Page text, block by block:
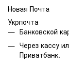
Новая Почта
Укрпочта
Банковской
Через кассу
Приватбанк.